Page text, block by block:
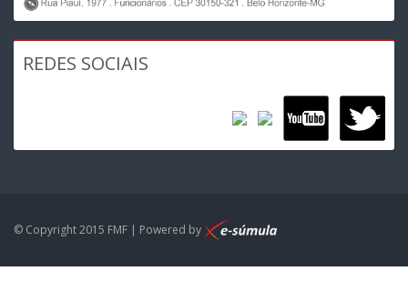
REDES SOCIAIS
© Copyright 2015 FMF | Powered by